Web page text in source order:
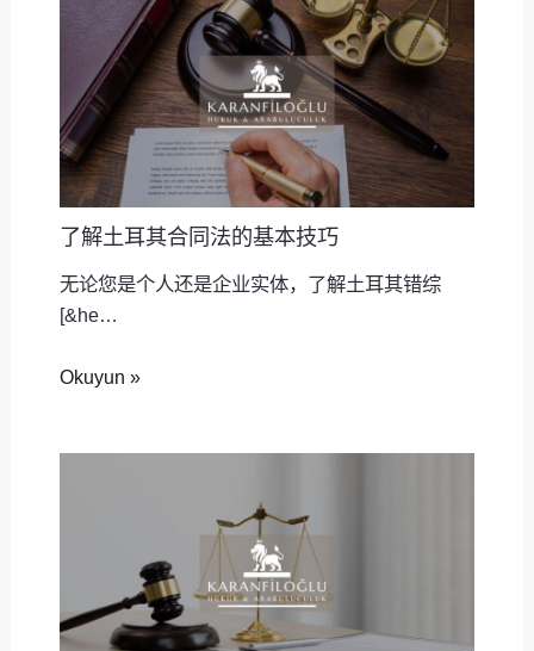
了解土耳其合同法的基本技巧
无论您是个人还是企业实体，了解土耳其错综
[&he…
Okuyun »